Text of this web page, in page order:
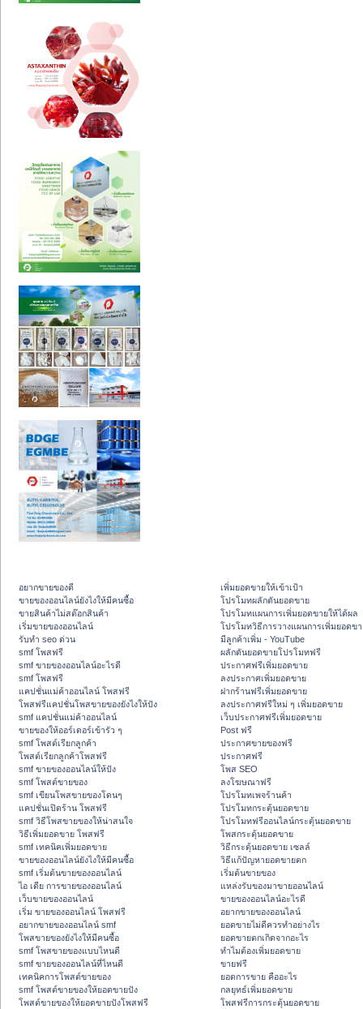
อยากขายของดี
ขายของออนไลน์ยังไงให้มีคนซื้อ
ขายสินค้าไม่สต๊อกสินค้า
เริ่มขายของออนไลน์
รับทำ seo ด่วน
smf โพสฟรี
smf ขายของออนไลน์อะไรดี
smf โพสฟรี
แคปชั่นแม่ค้าออนไลน์ โพสฟรี
โพสฟรีแคปชั่นโพสขายของยังไงให้ปัง
smf แคปชั่นแม่ค้าออนไลน์
ขายของให้ออร์เดอร์เข้ารัว ๆ
smf โพสต์เรียกลูกค้า
โพสต์เรียกลูกค้าโพสฟรี
smf ขายของออนไลน์ให้ปัง
smf โพสต์ขายของ
smf เขียนโพสขายของโดนๆ
แคปชั่นเปิดร้าน โพสฟรี
smf วิธีโพสขายของให้น่าสนใจ
วิธีเพิ่มยอดขาย โพสฟรี
smf เทคนิคเพิ่มยอดขาย
ขายของออนไลน์ยังไงให้มีคนซื้อ
smf เริ่มต้นขายของออนไลน์
ไอ เดีย การขายของออนไลน์
เว็บขายของออนไลน์
เริ่ม ขายของออนไลน์ โพสฟรี
อยากขายของออนไลน์ smf
โพสขายของยังไงให้มีคนซื้อ
smf โพสขายของแบบไหนดี
smf ขายของออนไลน์ที่ไหนดี
เทคนิคการโพสต์ขายของ
smf โพสต์ขายของให้ยอดขายปัง
โพสต์ขายของให้ยอดขายปังโพสฟรี
เพิ่มยอดขายให้เข้าเป้า
โปรโมทผลักดันยอดขาย
โปรโมทแผนการเพิ่มยอดขายให้ได้ผล
โปรโมทวิธีการวางแผนการเพิ่มยอดข
มีลูกค้าเพิ่ม - YouTube
ผลักดันยอดขายโปรโมทฟรี
ประกาศฟรีเพิ่มยอดขาย
ลงประกาศเพิ่มยอดขาย
ฝากร้านฟรีเพิ่มยอดขาย
ลงประกาศฟรีใหม่ ๆ เพิ่มยอดขาย
เว็บประกาศฟรีเพิ่มยอดขาย
Post ฟรี
ประกาศขายของฟรี
ประกาศฟรี
โพส SEO
ลงโฆษณาฟรี
โปรโมทเพจร้านค้า
โปรโมทกระตุ้นยอดขาย
โปรโมทฟรีออนไลน์กระตุ้นยอดขาย
โพสกระตุ้นยอดขาย
วิธีกระตุ้นยอดขาย เซลล์
วิธีแก้ปัญหายอดขายตก
เริ่มต้นขายของ
แหล่งรับของมาขายออนไลน์
ขายของออนไลน์อะไรดี
อยากขายของออนไลน์
ยอดขายไม่ดีควรทำอย่างไร
ยอดขายตกเกิดจากอะไร
ทำไมต้องเพิ่มยอดขาย
ขายฟรี
ยอดการขาย คืออะไร
กลยุทธ์เพิ่มยอดขาย
โพสฟรีการกระตุ้นยอดขาย